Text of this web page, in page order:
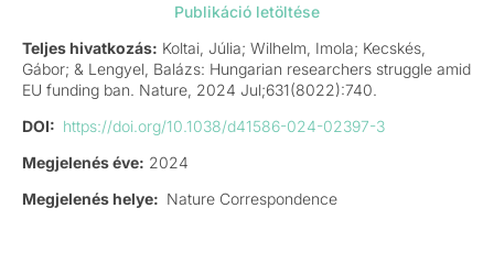
Publikáció letöltése
Teljes hivatkozás: Koltai, Júlia; Wilhelm, Imola; Kecskés,
Gábor; & Lengyel, Balázs: Hungarian researchers struggle amid
EU funding ban. Nature, 2024 Jul;631(8022):740.
DOI: https://doi.org/10.1038/d41586-024-02397-3
Megjelenés éve: 2024
Megjelenés helye: Nature Correspondence